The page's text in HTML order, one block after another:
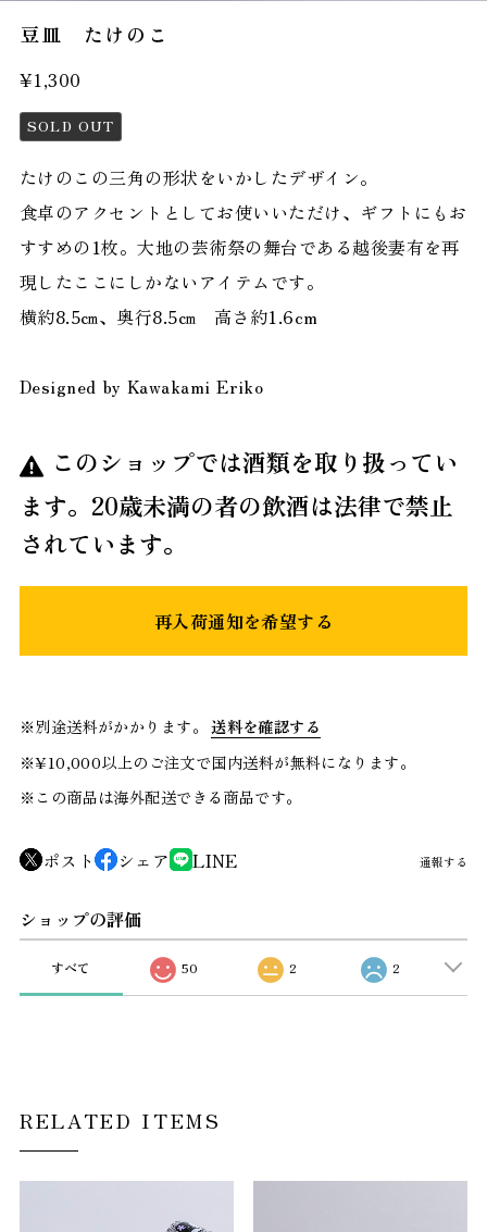
豆皿 たけのこ
¥1,300
SOLD OUT
たけのこの三角の形状をいかしたデザイン。
食卓のアクセントとしてお使いいただけ、ギフトにもお
すすめの1枚。大地の芸術祭の舞台である越後妻有を再
現したここにしかないアイテムです。
横約8.5㎝、奥行8.5㎝ 高さ約1.6cm
Designed by Kawakami Eriko
このショップでは酒類を取り扱ってい
ます。20歳未満の者の飲酒は法律で禁止
されています。
再入荷通知を希望する
※別途送料がかかります。 送料を確認する
※¥10,000以上のご注文で国内送料が無料になります。
※この商品は海外配送できる商品です。
ポスト シェア LINE 通報する
ショップの評価
すべて 50 2 2
RELATED ITEMS